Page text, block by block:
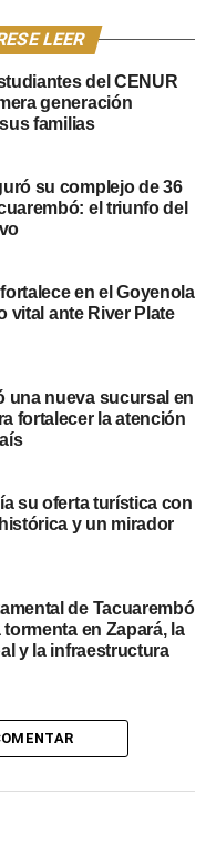
que estarán este fin
de la AUT, las
entre 7 y 8 años, y
Naranja.
el Sudamericano que
AUT, también se
Valentino
de prensa, se
de que el
del país.
torneo a
LEER
del CENUR
generación
familias
su complejo de 36
el triunfo del
en el Goyenola
vital ante River Plate
una nueva sucursal en
fortalecer la atención
su oferta turística con
y un mirador
de Tacuarembó
en Zapará, la
y la infraestructura